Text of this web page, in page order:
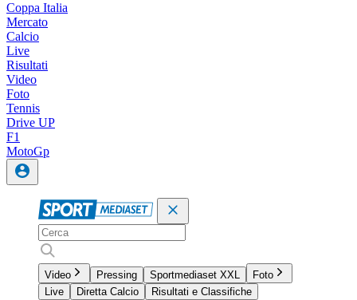
Coppa Italia
Mercato
Calcio
Live
Risultati
Video
Foto
Tennis
Drive UP
F1
MotoGp
Video Pressing Sportmediaset XXL
Foto
Live
Diretta Calcio
Risultati e Classifiche